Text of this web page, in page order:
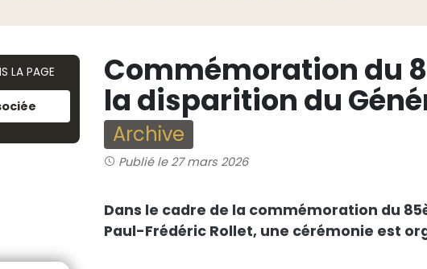
LA PAGE Commémoration du
la disparition du
Archive
Publié le 27 mars 2026
Dans le cadre de la commémoration du
Paul-Frédéric Rollet, une cérémonie est